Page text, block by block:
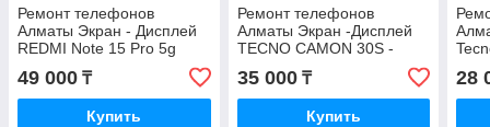
Ремонт телефонов
Алматы Экран - Дисплей
REDMI Note 15 Pro 5g
AMOLED Оригинал
49 000 ₸
Купить
Ремонт телефонов
Алматы Экран -Дисплей
TECNO CAMON 30S -
TECNO CAMON 30S Pro
AMOLED Оригинал с
Гарантией
35 000₸
Купить
28